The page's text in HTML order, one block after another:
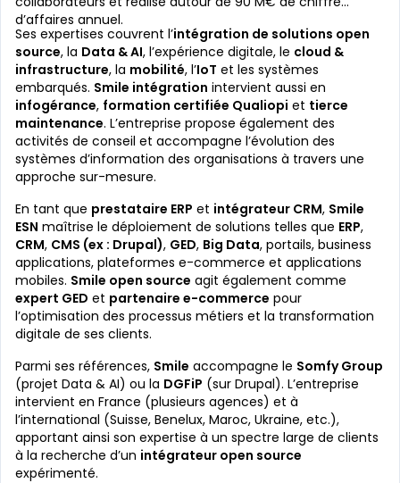
d’affaires annuel.
Ses expertises couvrent l’intégration de solutions open
source, la Data & AI, l’expérience digitale, le cloud &
infrastructure, la mobilité, l’IoT et les systèmes
embarqués. Smile intégration intervient aussi en
infogérance, formation certifiée Qualiopi et tierce
maintenance. L’entreprise propose également des
activités de conseil et accompagne l’évolution des
systèmes d’information des organisations à travers une
approche sur-mesure.
En tant que prestataire ERP et intégrateur CRM, Smile
ESN maîtrise le déploiement de solutions telles que ERP,
CRM, CMS (ex : Drupal), GED, Big Data, portails, business
applications, plateformes e-commerce et applications
mobiles. Smile open source agit également comme
expert GED et partenaire e-commerce pour
l’optimisation des processus métiers et la transformation
digitale de ses clients.
Parmi ses références, Smile accompagne le Somfy Group
(projet Data & AI) ou la DGFiP (sur Drupal). L’entreprise
intervient en France (plusieurs agences) et à
l’international (Suisse, Benelux, Maroc, Ukraine, etc.),
apportant ainsi son expertise à un spectre large de clients
à la recherche d’un intégrateur open source
expérimenté.